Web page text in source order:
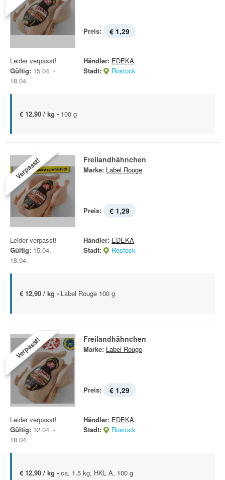
Preis: € 1,29
Leider verpasst!
Gültig: 15.04. -
18.04.
Händler: EDEKA
Stadt:
Rostock
€ 12,90 / kg - 100 g
Verpasst! Freilandhähnchen
Marke: Label Rouge
Preis: € 1,29
Leider verpasst!
Gültig: 15.04. -
18.04.
Händler: EDEKA
Stadt:
Rostock
€ 12,90 / kg - Label Rouge 100 g
Verpasst! Freilandhähnchen
Marke: Label Rouge
Preis: € 1,29
Leider verpasst!
Gültig: 12.04. -
18.04.
Händler: EDEKA
Stadt:
Rostock
€ 12,90 / kg - ca. 1,5 kg, HKL A, 100 g